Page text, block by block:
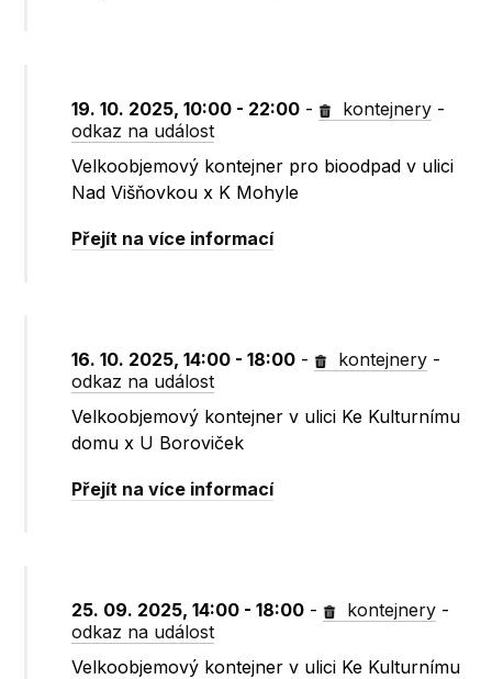
19. 10. 2025, 10:00 - 22:00 - kontejnery -
odkaz na událost
Velkoobjemový kontejner pro bioodpad v ulici
Nad Višňovkou x K Mohyle
Přejít na více informací
16. 10. 2025, 14:00 - 18:00 - kontejnery -
odkaz na událost
Velkoobjemový kontejner v ulici Ke Kulturnímu
domu x U Boroviček
Přejít na více informací
25. 09. 2025, 14:00 - 18:00 - kontejnery -
odkaz na událost
Velkoobjemový kontejner v ulici Ke Kulturnímu